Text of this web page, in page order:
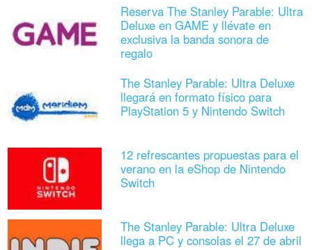
Reserva The Stanley Parable: Ultra
Deluxe en GAME y llévate en
exclusiva la banda sonora de
regalo
The Stanley Parable: Ultra Deluxe
llegará en formato físico para
PlayStation 5 y Nintendo Switch
12 refrescantes propuestas para el
verano en la eShop de Nintendo
Switch
The Stanley Parable: Ultra Deluxe
llega a PC y consolas el 27 de abril